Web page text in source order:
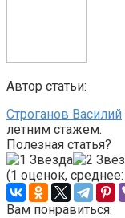
Автор статьи:
Строганов Василий
летним стажем.
Полезная статья?
(1 оценок, среднее:
Вам понравиться: